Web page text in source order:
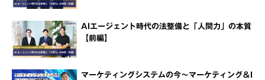
AIエージェント時代の法整備と「人間力」の本質
【前編】
マーケティングシステムの今～マーケティング＆I